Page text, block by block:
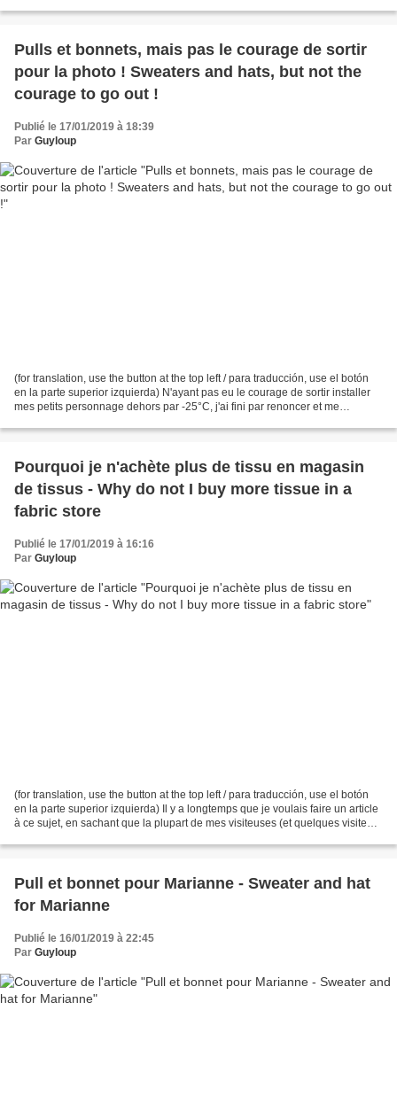
Pulls et bonnets, mais pas le courage de sortir
pour la photo ! Sweaters and hats, but not the
courage to go out !
Publié le 17/01/2019 à 18:39
Par Guyloup
(for translation, use the button at the top left / para traducción, use el botón
en la parte superior izquierda) N'ayant pas eu le courage de sortir installer
mes petits personnage dehors par -25°C, j'ai fini par renoncer et me
Pourquoi je n'achète plus de tissu en magasin
de tissus - Why do not I buy more tissue in a
fabric store
Publié le 17/01/2019 à 16:16
Par Guyloup
(for translation, use the button at the top left / para traducción, use el botón
en la parte superior izquierda) Il y a longtemps que je voulais faire un article
à ce sujet, en sachant que la plupart de mes visiteuses (et quelques visiteurs
Pull et bonnet pour Marianne - Sweater and hat
for Marianne
Publié le 16/01/2019 à 22:45
Par Guyloup